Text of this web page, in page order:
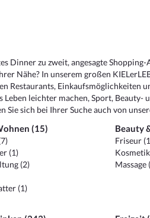
Dinner zu zweit, angesagte
Nähe? In unserem großen
Restaurants, Einkaufsmöglichkeiten
leichter machen, Sport, Beauty-
Sie sich bei Ihrer Suche auch von
(15)
(1)
(2)
(1)
Beauty
Friseur
Massage